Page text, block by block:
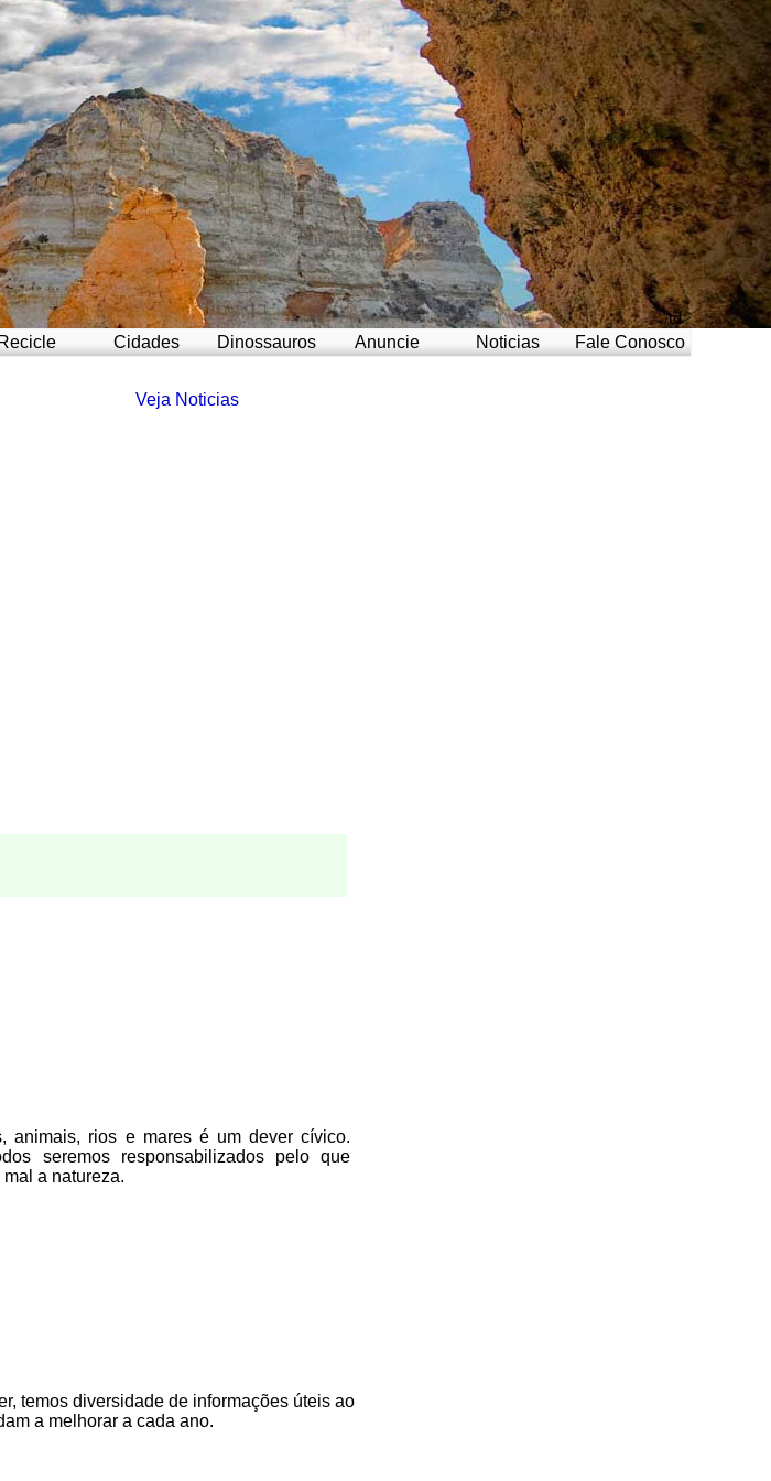
/td>
Recicle Cidades Dinossauros Anuncie Noticias Fale Conosco
Veja Noticias
animais, rios e mares é um dever cívico.
seremos responsabilizados pelo que
a natureza.
temos diversidade de informações úteis ao
a melhorar a cada ano.